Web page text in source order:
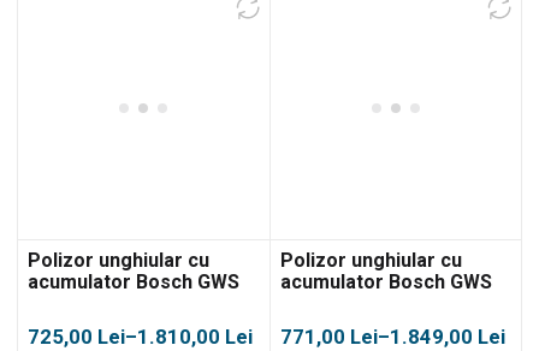
Polizor unghiular cu
acumulator Bosch GWS
725,00 Lei–1.810,00 Lei
Interval
Polizor unghiular cu
acumulator Bosch GWS
771,00 Lei–1.849,00 Lei
Interval